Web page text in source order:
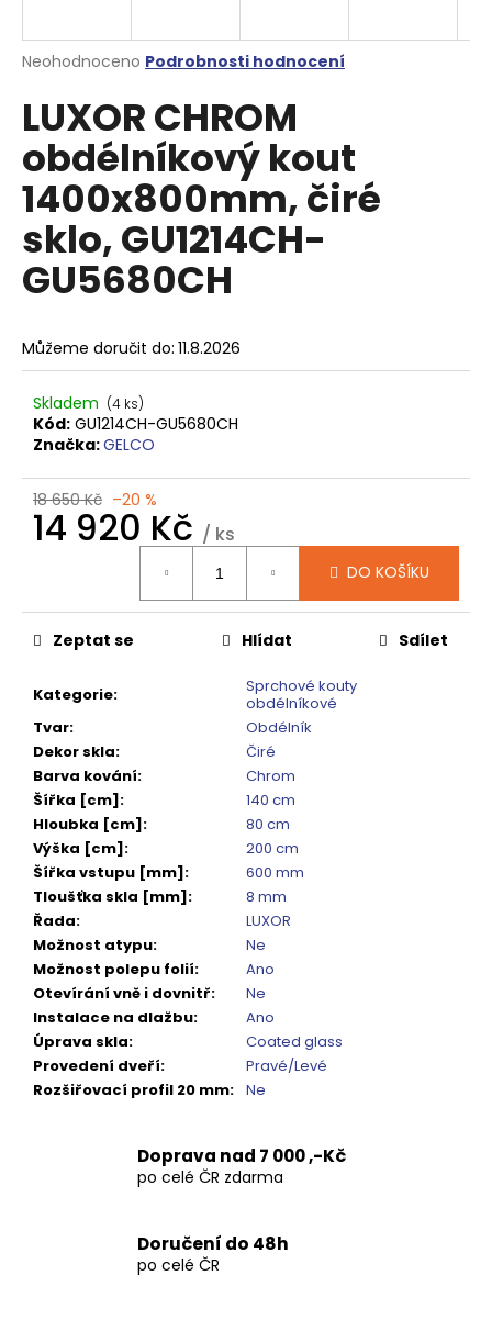
Průměrné
produktu
je
z
5
hvězdiček.
Neohodnoceno Podrobnosti hodnocení
LUXOR CHROM
obdélníkový kout
1400x800mm, čiré
sklo, GU1214CH-
GU5680CH
Můžeme doručit do: 11.8.2026
Skladem (4 ks)
Kód: GU1214CH-GU5680CH
Značka:GELCO
18 650 Kč –20 %
14 920 Kč / ks
DO KOŠÍKU
Kategorie:
Sprchové kouty
obdélníkové
Tvar:
Obdélník
Dekor skla:
Čiré
Barva kování:
Chrom
Šířka [cm]:
140 cm
Hloubka [cm]:
80 cm
Výška [cm]:
200 cm
Šířka vstupu [mm]:
600 mm
Tloušťka skla [mm]:
8 mm
Řada:
LUXOR
Možnost atypu:
Ne
Možnost polepu folií:
Ano
Otevírání vně i dovnitř:
Ne
Instalace na dlažbu:
Ano
Úprava skla:
Coated glass
Provedení dveří:
Pravé/Levé
Rozšiřovací profil 20 mm: Ne
Zeptat se Hlídat Sdílet
Doprava nad 7 000 ,-Kč
po celé ČR zdarma
Doručení do 48h
po celé ČR
j
t
?
HLEDAT
D
o
p
o
u
č
u
e
SPRCHOVÁ
ZÁSTĚNA
1000
MM
TMAVÉ
SKLO
GX1310
240
Kč
Původně:
550
Kč